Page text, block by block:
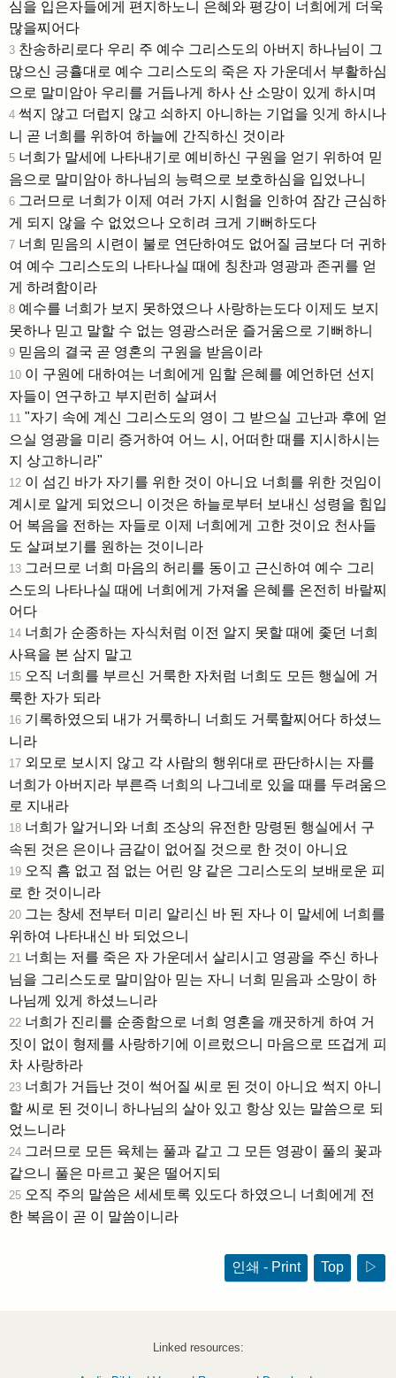
심을 입은자들에게 편지하노니 은혜와 평강이 너희에게 더욱
많을찌어다
3 찬송하리로다 우리 주 예수 그리스도의 아버지 하나님이 그
많으신 긍휼대로 예수 그리스도의 죽은 자 가운데서 부활하심
으로 말미암아 우리를 거듭나게 하사 산 소망이 있게 하시며
4 썩지 않고 더럽지 않고 쇠하지 아니하는 기업을 잇게 하시나
니 곧 너희를 위하여 하늘에 간직하신 것이라
5 너희가 말세에 나타내기로 예비하신 구원을 얻기 위하여 믿
음으로 말미암아 하나님의 능력으로 보호하심을 입었나니
6 그러므로 너희가 이제 여러 가지 시험을 인하여 잠간 근심하
게 되지 않을 수 없었으나 오히려 크게 기뻐하도다
7 너희 믿음의 시련이 불로 연단하여도 없어질 금보다 더 귀하
여 예수 그리스도의 나타나실 때에 칭찬과 영광과 존귀를 얻
게 하려함이라
8 예수를 너희가 보지 못하였으나 사랑하는도다 이제도 보지
못하나 믿고 말할 수 없는 영광스러운 즐거움으로 기뻐하니
9 믿음의 결국 곧 영혼의 구원을 받음이라
10 이 구원에 대하여는 너희에게 임할 은혜를 예언하던 선지
자들이 연구하고 부지런히 살펴서
11 "자기 속에 계신 그리스도의 영이 그 받으실 고난과 후에 얻
으실 영광을 미리 증거하여 어느 시, 어떠한 때를 지시하시는
지 상고하니라"
12 이 섬긴 바가 자기를 위한 것이 아니요 너희를 위한 것임이
계시로 알게 되었으니 이것은 하늘로부터 보내신 성령을 힘입
어 복음을 전하는 자들로 이제 너희에게 고한 것이요 천사들
도 살펴보기를 원하는 것이니라
13 그러므로 너희 마음의 허리를 동이고 근신하여 예수 그리
스도의 나타나실 때에 너희에게 가져올 은혜를 온전히 바랄찌
어다
14 너희가 순종하는 자식처럼 이전 알지 못할 때에 좇던 너희
사욕을 본 삼지 말고
15 오직 너희를 부르신 거룩한 자처럼 너희도 모든 행실에 거
룩한 자가 되라
16 기록하였으되 내가 거룩하니 너희도 거룩할찌어다 하셨느
니라
17 외모로 보시지 않고 각 사람의 행위대로 판단하시는 자를
너희가 아버지라 부른즉 너희의 나그네로 있을 때를 두려움으
로 지내라
18 너희가 알거니와 너희 조상의 유전한 망령된 행실에서 구
속된 것은 은이나 금같이 없어질 것으로 한 것이 아니요
19 오직 흠 없고 점 없는 어린 양 같은 그리스도의 보배로운 피
로 한 것이니라
20 그는 창세 전부터 미리 알리신 바 된 자나 이 말세에 너희를
위하여 나타내신 바 되었으니
21 너희는 저를 죽은 자 가운데서 살리시고 영광을 주신 하나
님을 그리스도로 말미암아 믿는 자니 너희 믿음과 소망이 하
나님께 있게 하셨느니라
22 너희가 진리를 순종함으로 너희 영혼을 깨끗하게 하여 거
짓이 없이 형제를 사랑하기에 이르렀으니 마음으로 뜨겁게 피
차 사랑하라
23 너희가 거듭난 것이 썩어질 씨로 된 것이 아니요 썩지 아니
할 씨로 된 것이니 하나님의 살아 있고 항상 있는 말씀으로 되
었느니라
24 그러므로 모든 육체는 풀과 같고 그 모든 영광이 풀의 꽃과
같으니 풀은 마르고 꽃은 떨어지되
25 오직 주의 말씀은 세세토록 있도다 하였으니 너희에게 전
한 복음이 곧 이 말씀이니라
인쇄 - Print Top ▷
Linked resources: